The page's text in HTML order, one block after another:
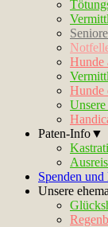
Hunde
Hunde
Paten-Info▼
Spenden
Unsere